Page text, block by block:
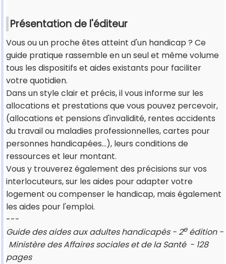
Présentation de l'éditeur
Vous ou un proche êtes atteint d'un handicap ? Ce
guide pratique rassemble en un seul et même volume
tous les dispositifs et aides existants pour faciliter
votre quotidien.
Dans un style clair et précis, il vous informe sur les
allocations et prestations que vous pouvez percevoir,
(allocations et pensions d'invalidité, rentes accidents
du travail ou maladies professionnelles, cartes pour
personnes handicapées...), leurs conditions de
ressources et leur montant.
Vous y trouverez également des précisions sur vos
interlocuteurs, sur les aides pour adapter votre
logement ou compenser le handicap, mais également
les aides pour l'emploi.
---
Guide des aides aux adultes handicapés - 2eédition -
Ministère des Affaires sociales et de la Santé - 128
pages